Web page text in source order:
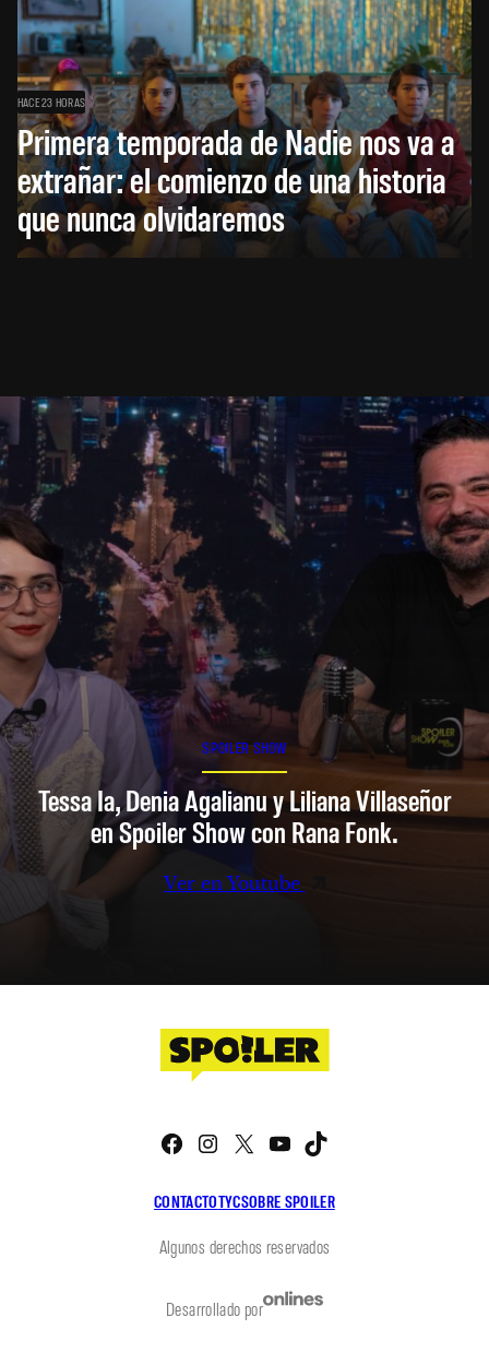
HACE 23 HORAS
Primera temporada de Nadie nos va a
extrañar: el comienzo de una historia
que nunca olvidaremos
SPOILER SHOW
Tessa Ia, Denia Agalianu y Liliana Villaseñor
en Spoiler Show con Rana Fonk.
Ver en Youtube
CONTACTOTYCSOBRE SPOILER
Facebook
Instagram
X YouTube
Algunos derechos reservados
Desarrollado por